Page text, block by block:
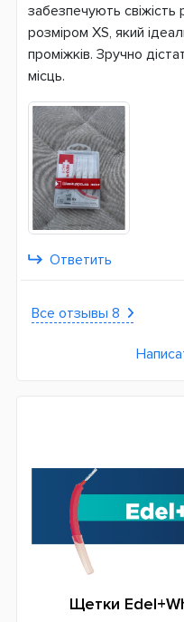
забезпечують
розміром XS, який
проміжків. Зручно
місць.
Ответить
Все отзывы 8
Щетки